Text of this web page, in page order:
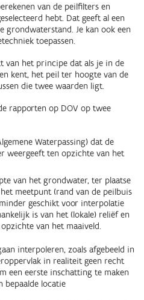
van de peilfilters en
hebt. Dat geeft al een
grondwaterstand. Je kan ook een
toepassen.
van het principe dat als je in de
kent, het peil ter hoogte van de
die twee waarden ligt.
rapporten op DOV op twee
Waterpassing) dat de
weergeeft ten opzichte van het
van het grondwater, ter plaatse
meetpunt (rand van de peilbuis
geschikt voor interpolatie
is van het (lokale) reliëf en
van het maaiveld.
interpoleren, zoals afgebeeld in
in realiteit geen recht
een eerste inschatting te maken
bepaalde locatie